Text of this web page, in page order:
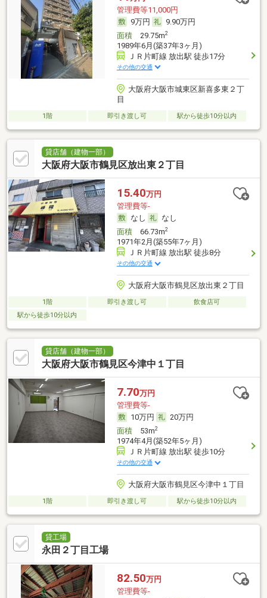
管理費等11,000円
9万円
9.90万円
面積29.75m2
1989年6月(築37年3ヶ月)
ＪＲ片町線 放出駅 徒歩17分
その他の交通
大阪府大阪市城東区新喜多東２丁
目
1階 即引き渡し可 駅から徒歩10分以内
貸店舗（建物一部）
大阪府大阪市鶴見区放出東２丁目
15.40万円
管理費等-
なし
なし
面積66.73m2
1971年2月(築55年7ヶ月)
ＪＲ片町線 放出駅 徒歩8分
その他の交通
大阪府大阪市鶴見区放出東２丁目
1階 即引き渡し可
飲食店可
駅から徒歩10分以内
貸店舗（建物一部）
大阪府大阪市鶴見区今津中１丁目
7.70万円
管理費等-
10万円
20万円
面積53m2
1974年4月(築52年5ヶ月)
ＪＲ片町線 放出駅 徒歩10分
その他の交通
大阪府大阪市鶴見区今津中１丁目
1階 即引き渡し可 駅から徒歩10分以内
貸工場
永田２丁目工場
82.50万円
管理費等-